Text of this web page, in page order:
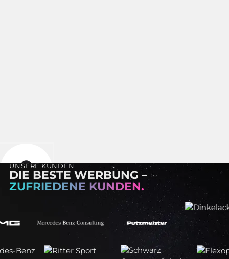
SHOWREEL
LOADING SOON
UNSERE KUNDEN
DIE BESTE WERBUNG –
ZUFRIEDENE KUNDEN.